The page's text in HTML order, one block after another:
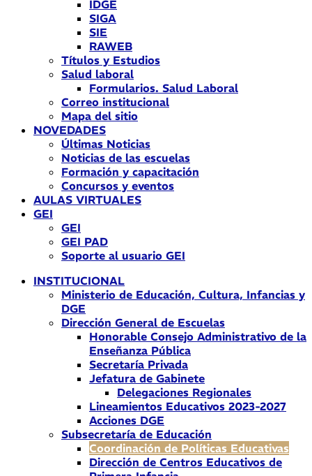
IDGE
SIGA
SIE
RAWEB
Títulos y Estudios
Salud laboral
Formularios. Salud Laboral
Correo institucional
Mapa del sitio
NOVEDADES
Últimas Noticias
Noticias de las escuelas
Formación y capacitación
Concursos y eventos
AULAS VIRTUALES
GEI
GEI
GEI PAD
Soporte al usuario GEI
INSTITUCIONAL
Ministerio de Educación, Cultura, Infancias y
DGE
Dirección General de Escuelas
Honorable Consejo Administrativo de la
Enseñanza Pública
Secretaría Privada
Jefatura de Gabinete
Delegaciones Regionales
Lineamientos Educativos 2023-2027
Acciones DGE
Subsecretaría de Educación
Coordinación de Políticas Educativas
Dirección de Centros Educativos de